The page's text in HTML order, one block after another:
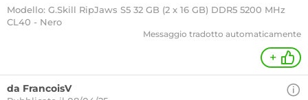
Modello: G.Skill RipJaws S5 32 GB (2 x 16 GB) DDR5 5200 MHz
CL40 - Nero
Messaggio tradotto automaticamente
+
da FrancoisV